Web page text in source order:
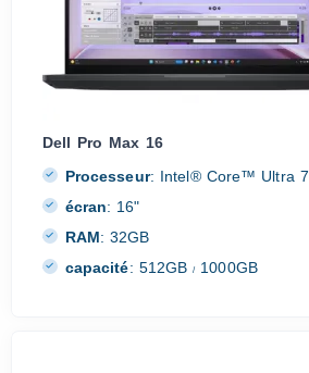
Dell Pro Max 16
Processeur: Intel® Core™ Ultra 7
écran: 16"
RAM: 32GB
capacité: 512GB/ 1000GB